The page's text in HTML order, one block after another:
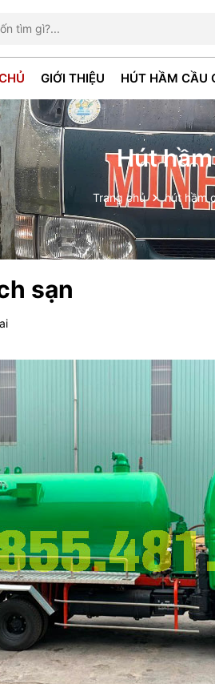
GIỚI THIỆU HÚT HẦM CẦU
Hút
Trang chủ hút hầm
sạn